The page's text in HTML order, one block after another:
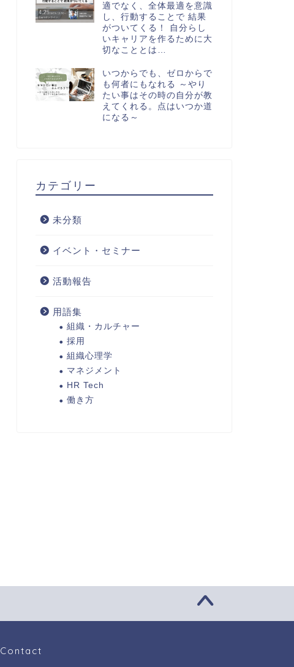
条件適合（コンティンジェンシ
適でなく、全体最適を意識
し、行動することで 結果
がついてくる！ 自分らし
いキャリアを作るために大
切なこととは…
いつからでも、ゼロからで
も何者にもなれる ～やり
たい事はその時の自分が教
えてくれる。点はいつか道
になる～
カテゴリー
未分類
イベント・セミナー
活動報告
用語集
組織・カルチャー
採用
組織心理学
マネジメント
HR Tech
働き方
Contact